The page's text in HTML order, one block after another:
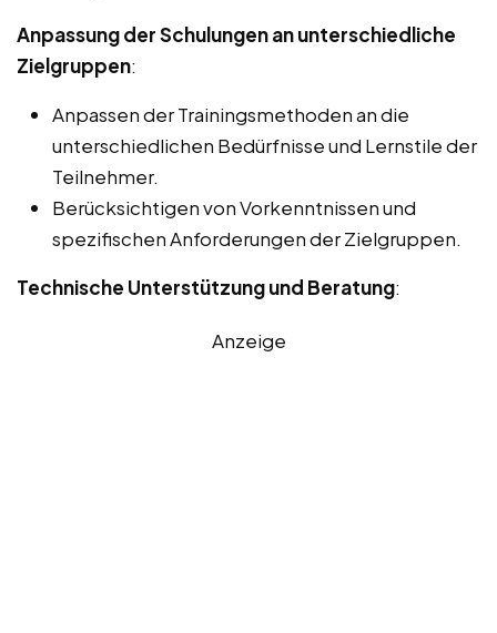
Anpassung der Schulungen an unterschiedliche
Zielgruppen:
Anpassen der Trainingsmethoden an die
unterschiedlichen Bedürfnisse und Lernstile der
Teilnehmer.
Berücksichtigen von Vorkenntnissen und
spezifischen Anforderungen der Zielgruppen.
Technische Unterstützung und Beratung:
Anzeige